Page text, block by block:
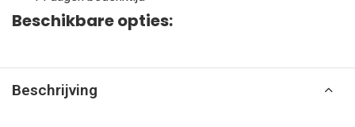
Beschikbare opties:
Beschrijving